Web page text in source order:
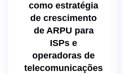
como estratégia
de crescimento
de ARPU para
ISPs e
operadoras de
telecomunicações